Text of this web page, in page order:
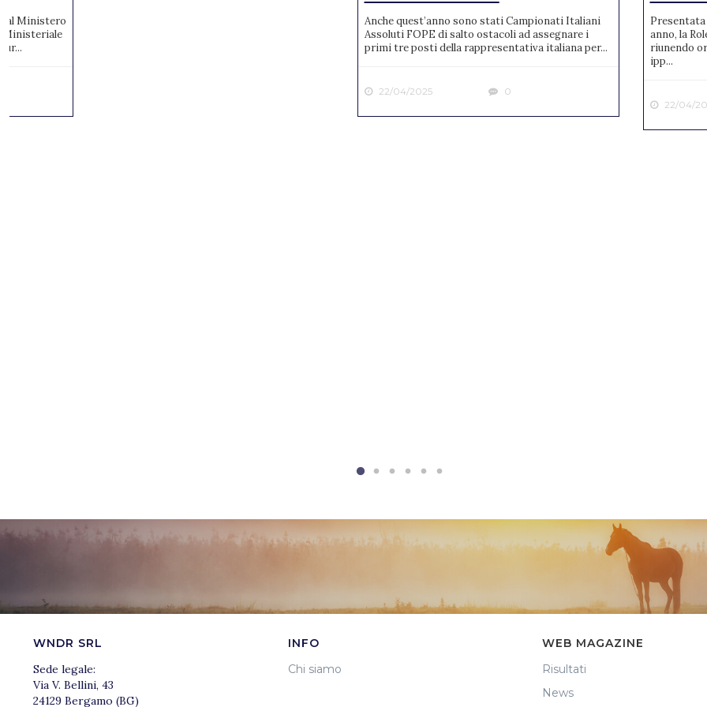
al Ministero
Ministeriale
Anche quest’anno sono stati Campionati Italiani
Assoluti FOPE di salto ostacoli ad assegnare i
primi tre posti della rappresentativa italiana per...
22/04/2025 0
Presentata
anno, la
riunendo
ipp...
22/04/
WNDR SRL
Sede legale:
Via V. Bellini, 43
24129 Bergamo (BG)
INFO
Chi siamo
WEB MAGAZINE
Risultati
News